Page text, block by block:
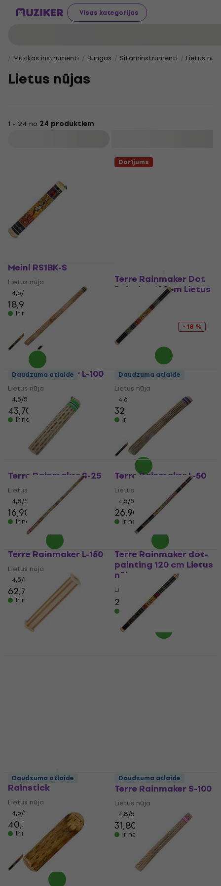
Visas kategorijas
Mūzikas instrumenti Bungas Sitaminstrumenti Lietus
Lietus nūjas
1 - 24 no 24 produktiem
Meinl RS1BK-S
Lietus nūja
4,6/5
18,90 €
Ir noliktavā
Darījums
Terre Rainmaker Dot
Painting 100cm Lietus
Lietus nūja
26,90 €
- 18 %
Ir noliktavā
Terre Rainmaker L-100
Lietus nūja
4,5/5
43,70 €
Ir noliktavā
Meinl RS1BK-L
Lietus nūja
4,6
32 €
Ir noliktavā
Daudzuma atlaide
Terre Rainmaker S-25
Lietus nūja
4,8/5
16,90 €
Ir noliktavā
Daudzuma atlaide
Terre Rainmaker L-50
Lietus nūja
4,5/5
26,90 €
Ir noliktavā
Terre Rainmaker L-150
Lietus nūja
4,5/5
62,70 €
Ir noliktavā
Terre Rainmaker dot-
painting 120 cm Lietus
nūja
Lietus nūja
29,90 €
Ir noliktavā
Meinl RS1BK-XL
Rainstick
Lietus nūja
4,6/5
40,30 €
Ir noliktavā
Terre Rainmaker S-100
Lietus nūja
4,8/5
31,80 € 35,10 €
Ir noliktavā
Daudzuma atlaide Daudzuma atlaide